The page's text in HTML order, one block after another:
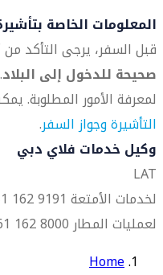
المعلومات الخاصة
قبل السفر، يرجى التأكد
صحيحة للدخول إلى البلاد
لمعرفة الأمور المطلوبة.
التأشيرة وجواز السفر.
وكيل خدمات فلاي دبي
LAT
لخدمات الأمتعة 9191 162 961+
لعمليات المطار 8000 162 961+
Home